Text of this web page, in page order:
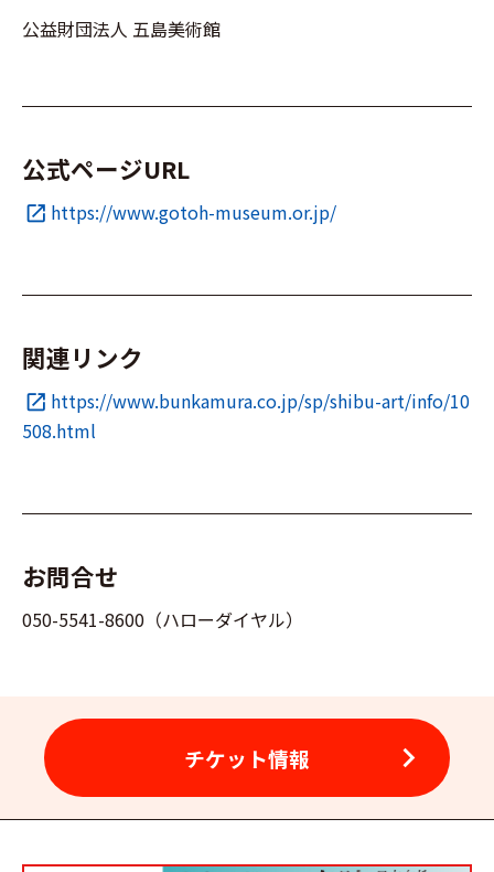
公益財団法人 五島美術館
公式ページURL
open_in_new https://www.gotoh-museum.or.jp/
関連リンク
open_in_new https://www.bunkamura.co.jp/sp/shibu-art/info/10
508.html
お問合せ
050-5541-8600（ハローダイヤル）
チケット情報 chevron_right